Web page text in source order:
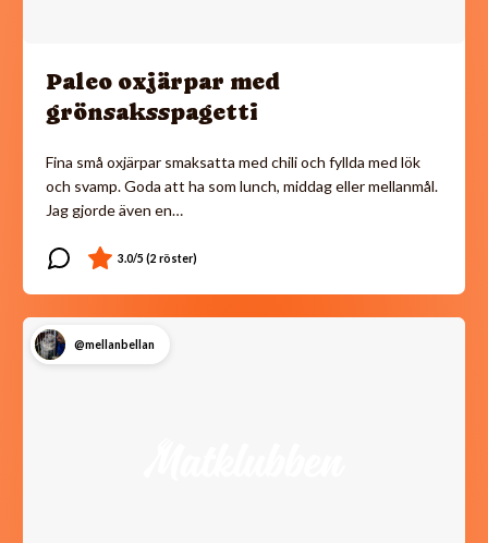
Paleo oxjärpar med
grönsaksspagetti
Fina små oxjärpar smaksatta med chili och fyllda med lök
och svamp. Goda att ha som lunch, middag eller mellanmål.
Jag gjorde även en…
@mellanbellan